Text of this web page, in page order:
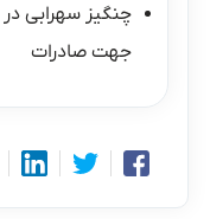
چنگیز سهرابی
جهت صادرات